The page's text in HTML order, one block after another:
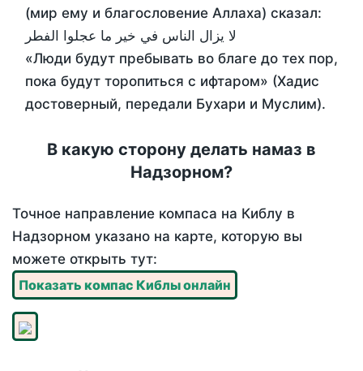
(мир ему и благословение Аллаха) сказал:
لا يزال الناس في خير ما عجلوا الفطر
«Люди будут пребывать во благе до тех пор,
пока будут торопиться с ифтаром» (Хадис
достоверный, передали Бухари и Муслим).
В какую сторону делать намаз в
Надзорном?
Точное направление компаса на Киблу в
Надзорном указано на карте, которую вы
можете открыть тут:
Показать компас Киблы онлайн